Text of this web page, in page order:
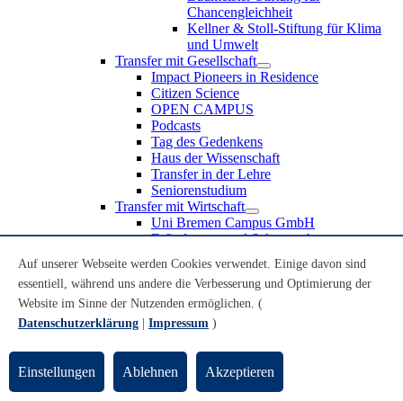
Chancengleichheit
Kellner & Stoll-Stiftung für Klima
und Umwelt
Transfer mit Gesellschaft
Impact Pioneers in Residence
Citizen Science
OPEN CAMPUS
Podcasts
Tag des Gedenkens
Haus der Wissenschaft
Transfer in der Lehre
Seniorenstudium
Transfer mit Wirtschaft
Uni Bremen Campus GmbH
Erfindungen und Schutzrechte
Recruiting an der Universität Bremen
Weiterbildung an der Universität Bremen
Transfer mit Schule
Schülerinnen und Schüler
Schulklassen
Lehrkräfte
Gründungsunterstützung
Auf unserer Webseite werden Cookies verwendet. Einige davon sind
essentiell, während uns andere die Verbesserung und Optimierung der
Website im Sinne der Nutzenden ermöglichen. (
Datenschutzerklärung
Impressum )
Einstellungen Ablehnen Akzeptieren